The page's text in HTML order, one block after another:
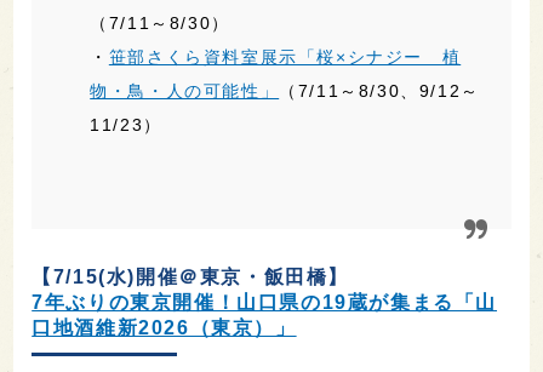
（7/11～8/30）
・ 笹部さくら資料室展示「桜×シナジー 植
物・鳥・人の可能性」
（7/11～8/30、9/12～
11/23）
【7/15(水)開催＠東京・飯田橋】
7年ぶりの東京開催！山口県の19蔵が集まる「山
口地酒維新2026（東京）」